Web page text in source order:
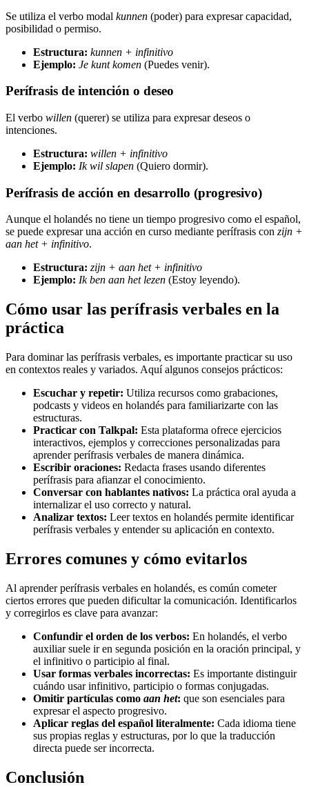
Se utiliza el verbo modal kunnen (poder) para expresar capacidad,
posibilidad o permiso.
Estructura: kunnen + infinitivo
Ejemplo: Je kunt komen (Puedes venir).
Perífrasis de intención o deseo
El verbo willen (querer) se utiliza para expresar deseos o
intenciones.
Estructura: willen + infinitivo
Ejemplo: Ik wil slapen (Quiero dormir).
Perífrasis de acción en desarrollo (progresivo)
Aunque el holandés no tiene un tiempo progresivo como el español,
se puede expresar una acción en curso mediante perífrasis con zijn +
aan het + infinitivo.
Estructura: zijn + aan het + infinitivo
Ejemplo: Ik ben aan het lezen (Estoy leyendo).
Cómo usar las perífrasis verbales en la
práctica
Para dominar las perífrasis verbales, es importante practicar su uso
en contextos reales y variados. Aquí algunos consejos prácticos:
Escuchar y repetir: Utiliza recursos como grabaciones,
podcasts y videos en holandés para familiarizarte con las
estructuras.
Practicar con Talkpal: Esta plataforma ofrece ejercicios
interactivos, ejemplos y correcciones personalizadas para
aprender perífrasis verbales de manera dinámica.
Escribir oraciones: Redacta frases usando diferentes
perífrasis para afianzar el conocimiento.
Conversar con hablantes nativos: La práctica oral ayuda a
internalizar el uso correcto y natural.
Analizar textos: Leer textos en holandés permite identificar
perífrasis verbales y entender su aplicación en contexto.
Errores comunes y cómo evitarlos
Al aprender perífrasis verbales en holandés, es común cometer
ciertos errores que pueden dificultar la comunicación. Identificarlos
y corregirlos es clave para avanzar:
Confundir el orden de los verbos: En holandés, el verbo
auxiliar suele ir en segunda posición en la oración principal, y
el infinitivo o participio al final.
Usar formas verbales incorrectas: Es importante distinguir
cuándo usar infinitivo, participio o formas conjugadas.
Omitir partículas como aan het: que son esenciales para
expresar el aspecto progresivo.
Aplicar reglas del español literalmente: Cada idioma tiene
sus propias reglas y estructuras, por lo que la traducción
directa puede ser incorrecta.
Conclusión